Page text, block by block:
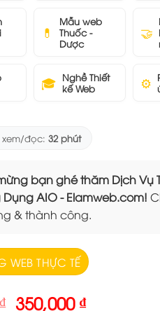
💊
Mẫu web
Thuốc -
Dược
🤝
🎓 Nghề Thiết
kế Web
⚙️
đọc: 32 phút
bạn ghé thăm Dịch Vụ
Dụng AIO - Elamweb.com!
& thành công.
WEB THỰC TẾ
₫ Giá
350,000₫Giá